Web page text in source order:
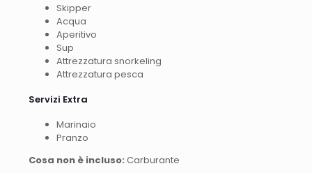
Skipper
Acqua
Aperitivo
Sup
Attrezzatura snorkeling
Attrezzatura pesca
Servizi Extra
Marinaio
Pranzo
Cosa non è incluso: Carburante